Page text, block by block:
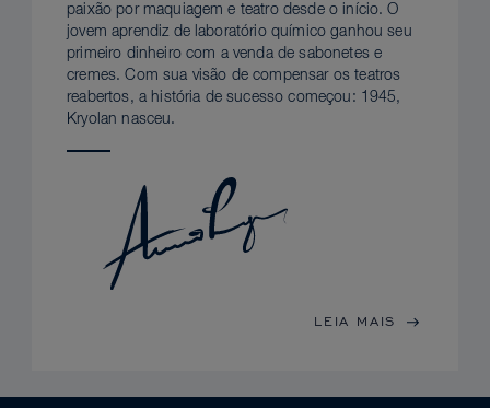
paixão por maquiagem e teatro desde o início. O
jovem aprendiz de laboratório químico ganhou seu
primeiro dinheiro com a venda de sabonetes e
cremes. Com sua visão de compensar os teatros
reabertos, a história de sucesso começou: 1945,
Kryolan nasceu.
LEIA MAIS